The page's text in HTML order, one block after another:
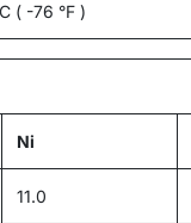
( -76 °F )
Ni
11.0